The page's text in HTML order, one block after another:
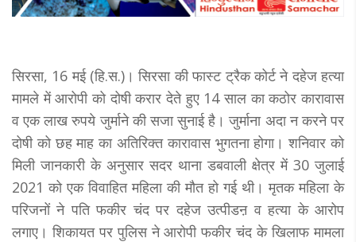
सिरसा, 16 मई (हि.स.)। सिरसा की फास्ट ट्रैक कोर्ट ने दहेज हत्या
मामले में आरोपी को दोषी करार देते हुए 14 साल का कठोर कारावास
व एक लाख रुपये जुर्माने की सजा सुनाई है। जुर्माना अदा न करने पर
दोषी को छह माह का अतिरिक्त कारावास भुगतना होगा। शनिवार को
मिली जानकारी के अनुसार सदर थाना डबवाली क्षेत्र में 30 जुलाई
2021 को एक विवाहित महिला की मौत हो गई थी। मृतक महिला के
परिजनों ने पति फकीर चंद पर दहेज उत्पीडऩ व हत्या के आरोप
लगाए। शिकायत पर पुलिस ने आरोपी फकीर चंद के खिलाफ मामला